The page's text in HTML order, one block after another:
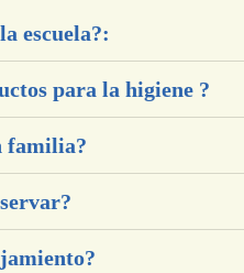
escuela?:
para la higiene ?
familia?